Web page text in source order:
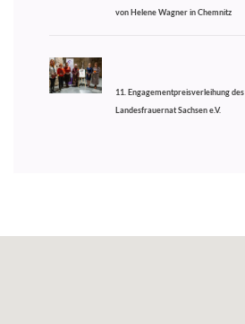
von Helene Wagner in Chemnitz
11. Engagementpreisverleihung des
Landesfrauernat Sachsen e.V.